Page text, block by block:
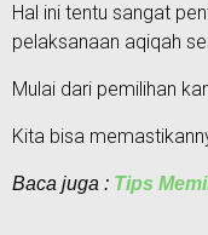
Hal ini tentu sangat
pelaksanaan aqiqah
Mulai dari pemilihan
Kita bisa
Baca juga : Tips